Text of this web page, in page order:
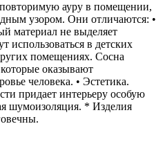
ауру в помещении,
узором. Они отличаются: •
материал не выделяет
использоваться в детских
помещениях. Сосна
оказывают
человека. • Эстетика.
придает интерьеру особую
шумоизоляция. * Изделия